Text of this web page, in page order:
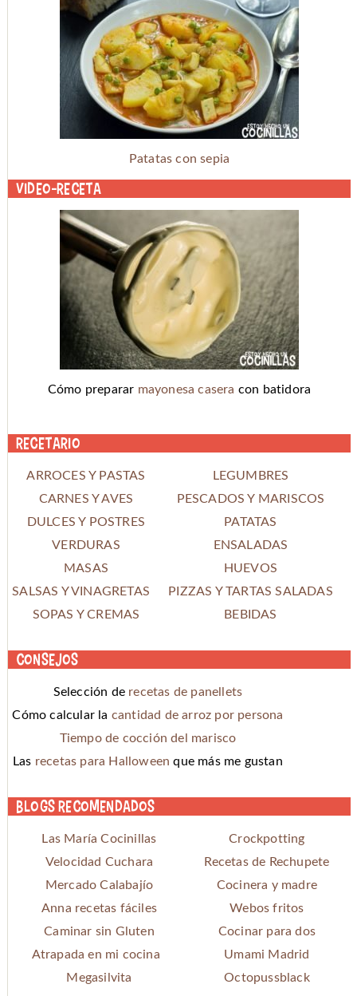
Patatas con sepia
Video-receta
Cómo preparar mayonesa casera con batidora
Recetario
ARROCES Y PASTAS
LEGUMBRES
CARNES Y AVES
PESCADOS Y MARISCOS
DULCES Y POSTRES
PATATAS
VERDURAS
ENSALADAS
MASAS
HUEVOS
SALSAS Y VINAGRETAS
PIZZAS Y TARTAS SALADAS
SOPAS Y CREMAS
BEBIDAS
Consejos
Selección de recetas de panellets
Cómo calcular la cantidad de arroz por persona
Tiempo de cocción del marisco
Las recetas para Halloween que más me gustan
Blogs recomendados
Las María Cocinillas
Crockpotting
Velocidad Cuchara
Recetas de Rechupete
Mercado Calabajío
Cocinera y madre
Anna recetas fáciles
Webos fritos
Caminar sin Gluten
Cocinar para dos
Atrapada en mi cocina
Umami Madrid
Megasilvita
Octopussblack